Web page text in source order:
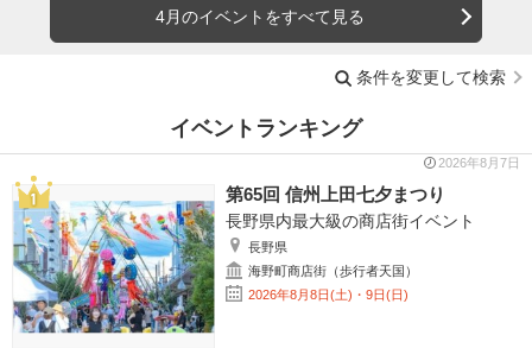
4月のイベントをすべて見る
条件を変更して検索
イベントランキング
2026年8月7日
第65回 信州上田七夕まつり
長野県内最大級の商店街イベント
長野県
海野町商店街（歩行者天国）
2026年8月8日(土)・9日(日)